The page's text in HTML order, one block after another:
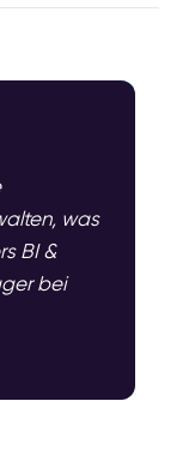
was
BI &
bei